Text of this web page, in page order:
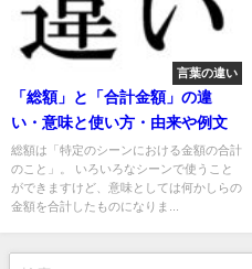
言葉の違い
「総額」と「合計金額」の違
い・意味と使い方・由来や例文
総額は「特定のシーンにおける金額の合計
のこと」。 いろいろなシーンで使うこと
ができますけど、意味としては何かしらの
金額を合計したものになりま...